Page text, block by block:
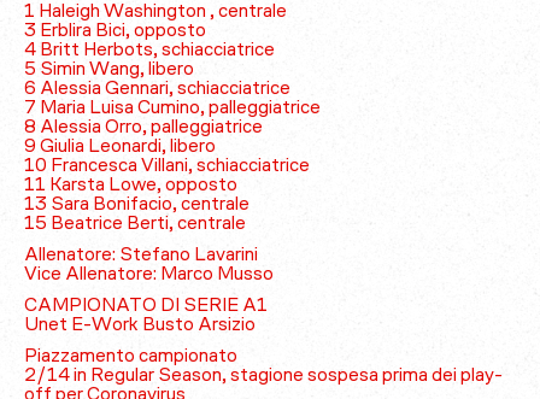
1 Haleigh Washington , centrale
3 Erblira Bici, opposto
4 Britt Herbots, schiacciatrice
5 Simin Wang, libero
6 Alessia Gennari, schiacciatrice
7 Maria Luisa Cumino, palleggiatrice
8 Alessia Orro, palleggiatrice
9 Giulia Leonardi, libero
10 Francesca Villani, schiacciatrice
11 Karsta Lowe, opposto
13 Sara Bonifacio, centrale
15 Beatrice Berti, centrale
Allenatore: Stefano Lavarini
Vice Allenatore: Marco Musso
CAMPIONATO DI SERIE A1
Unet E-Work Busto Arsizio
Piazzamento campionato
2/14 in Regular Season, stagione sospesa prima dei play-
off per Coronavirus